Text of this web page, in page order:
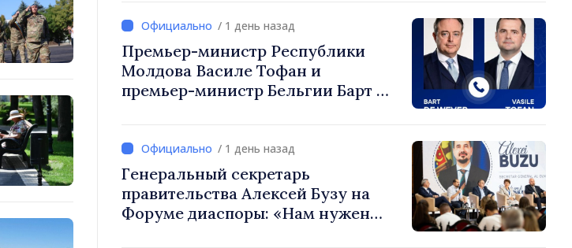
/ 1 день назад
Премьер-министр Республики
Молдова Василе Тофан и
премьер-министр Бельгии Барт де
/ 1 день назад
Генеральный секретарь
правительства Алексей Бузу на
Форуме диаспоры: «Нам нужен